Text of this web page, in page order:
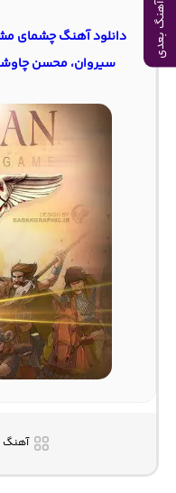
آهنگ بعدی
دانلود آهنگ چشمای
سیروان، محسن